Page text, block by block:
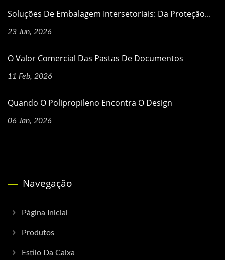
Soluções De Embalagem Intersetoriais: Da Proteção...
23 Jun, 2026
O Valor Comercial Das Pastas De Documentos
11 Feb, 2026
Quando O Polipropileno Encontra O Design
06 Jan, 2026
Navegação
Página Inicial
Produtos
Estilo Da Caixa